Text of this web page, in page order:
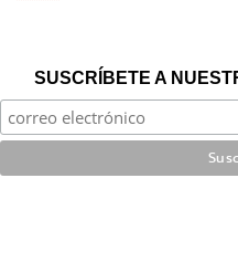
SUSCRÍBETE A